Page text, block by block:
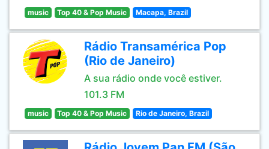
music Top 40 & Pop Music Macapa, Brazil
Rádio Transamérica Pop
(Rio de Janeiro)
A sua rádio onde você estiver.
101.3 FM
music Top 40 & Pop Music Rio de Janeiro, Brazil